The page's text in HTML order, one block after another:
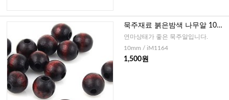
묵주재료 붉은밤색 나무알 10m
m - 30개
연마상태가 좋은 묵주알입니다.
10mm / iM1164
1,500원